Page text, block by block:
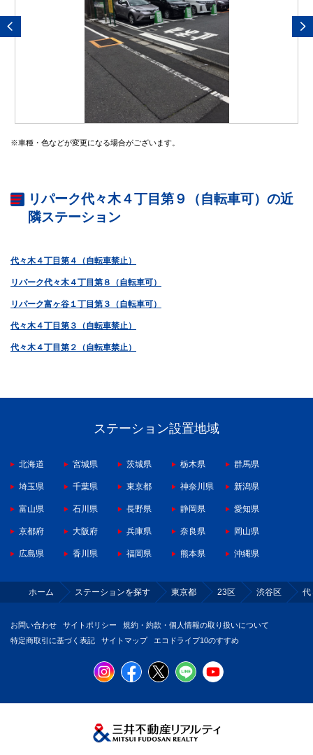
※車種・色などが変更になる場合がございます。
リパーク代々木４丁目第９（自転車可）の近
隣ステーション
代々木４丁目第４（自転車禁止）
リパーク代々木４丁目第８（自転車可）
リパーク富ヶ谷１丁目第３（自転車可）
代々木４丁目第３（自転車禁止）
代々木４丁目第２（自転車禁止）
ステーション設置地域
北海道 宮城県 茨城県 栃木県 群馬県
埼玉県 千葉県 東京都 神奈川県 新潟県
富山県 石川県 長野県 静岡県 愛知県
京都府 大阪府 兵庫県 奈良県 岡山県
広島県 香川県 福岡県 熊本県 沖縄県
ホーム ステーションを探す 東京都 23区 渋谷区 代
お問い合わせ サイトポリシー
規約・約款・個人情報の取り扱いについて
特定商取引に基づく表記
サイトマップ エコドライブ10のすすめ